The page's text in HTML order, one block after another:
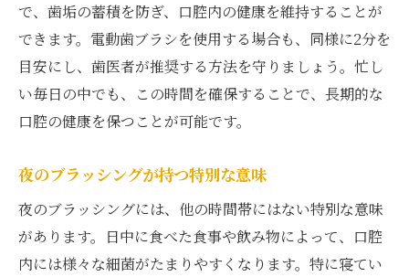
で、歯垢の蓄積を防ぎ、口腔内の健康を維持することが
できます。電動歯ブラシを使用する場合も、同様に2分を
目安にし、歯医者が推奨する方法を守りましょう。忙し
い毎日の中でも、この時間を確保することで、長期的な
口腔の健康を保つことが可能です。
夜のブラッシングが持つ特別な意味
夜のブラッシングには、他の時間帯にはない特別な意味
があります。日中に食べた食事や飲み物によって、口腔
内には様々な細菌がたまりやすくなります。特に寝てい